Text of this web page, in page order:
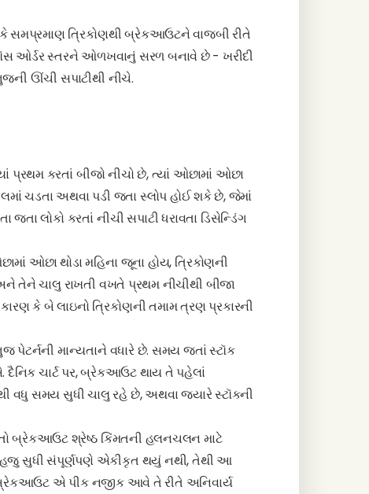
સમપ્રમાણ ત્રિકોણથી બ્રેકઆઉટને વાજબી રીતે
ઓર્ડર સ્તરને ઓળખવાનું સરળ બનાવે છે - ખરીદી
ઊંચી સપાટીથી નીચે.
કરતાં બીજો નીચો છે, ત્યાં ઓછામાં ઓછા
ચડતા અથવા પડી જતા સ્લોપ હોઈ શકે છે, જેમાં
લોકો કરતાં નીચી સપાટી ધરાવતા ડિસેન્ડિંગ
ઓછા થોડા મહિના જૂના હોય, ત્રિકોણની
તેને ચાલુ રાખતી વખતે પ્રથમ નીચીથી બીજા
કે બે લાઇનો ત્રિકોણની તમામ ત્રણ પ્રકારની
પેટર્નની માન્યતાને વધારે છે. સમય જતાં સ્ટૉક
દૈનિક ચાર્ટ પર, બ્રેકઆઉટ થાય તે પહેલાં
વધુ સમય સુધી ચાલુ રહે છે, અથવા જ્યારે સ્ટૉકની
બ્રેકઆઉટ શ્રેષ્ઠ કિંમતની હલનચલન માટે
હજુ સુધી સંપૂર્ણપણે એકીકૃત થયું નથી, તેથી આ
એ પીક નજીક આવે તે રીતે અનિવાર્ય